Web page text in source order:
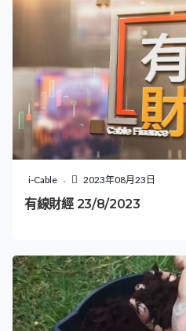
目的數據管理工作，亦有向其
零售商，以及政府部門提供服
蟻，有傳正積極重組架構，剝
據庫還有區塊鏈和國際業務。
股牌照後，螞蟻部署捲土重
求滬、港同步上市，有可能先
巴創辦人馬雲，一手成立的螞
及港股市場同步上市 如果沒有
本來有望成為當時，全球史上
億美元。 但隨著多年整改，市
計螞蟻，如要進一步剝離值錢
i-Cable 2023年08月23日
有線財經 23/8/2023